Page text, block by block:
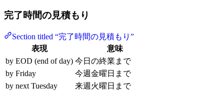
完了時間の見積もり
Section titled “完了時間の見積もり”
表現
意味
by EOD (end of day) 今日の終業まで
by Friday
今週金曜日まで
by next Tuesday
来週火曜日まで